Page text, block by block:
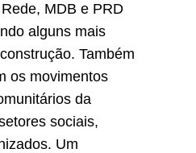
MDB e PRD
alguns mais
Também
os movimentos
da
sociais,
Um